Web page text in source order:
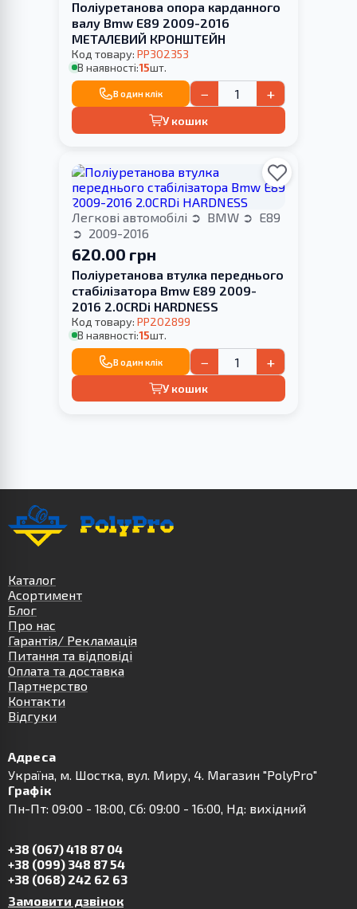
Поліуретанова опора карданного
валу Bmw E89 2009-2016
МЕТАЛЕВИЙ КРОНШТЕЙН
Код товару: PP302353
В наявності:15шт.
В один клік − +
У кошик
Легкові автомобілі BMW
E89
2009-2016
620.00 грн
Поліуретанова втулка переднього
стабілізатора Bmw E89 2009-
2016 2.0CRDi HARDNESS
Код товару: PP202899
В наявності:15шт.
В один клік − +
У кошик
Каталог
Асортимент
Блог
Про нас
Гарантія/ Рекламація
Питання та відповіді
Оплата та доставка
Партнерство
Контакти
Відгуки
Адреса
Українa, м. Шостка, вул. Миру, 4. Магазин "PolyPro"
Графік
Пн-Пт: 09:00 - 18:00, Сб: 09:00 - 16:00, Нд: вихідний
+38 (067) 418 87 04
+38 (099) 348 87 54
+38 (068) 242 62 63
Замовити дзвінок